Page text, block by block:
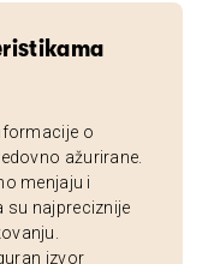
o
ažurirane.
menjaju i
su najpreciznije
izvor